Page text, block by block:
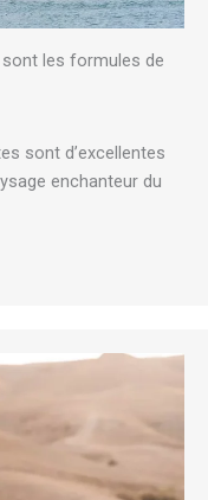
sont les formules de
sont d’excellentes
enchanteur du